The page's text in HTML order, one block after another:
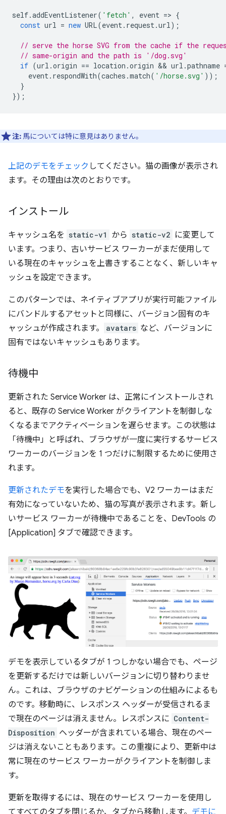
self.addEventListener( 'fetch' , event => {
const url = new URL(event. request.url);
// serve the horse SVG from the cache if the
// same-origin and the path is '/dog.svg'
if (url .origin == location .origin && url .pathname
event. respondWith(caches .match( '/horse.svg' ));
}
});
注: 馬については特に意見はありません。
上記のデモをチェック してください。猫の画像が表示され
ます。その理由は次のとおりです。
インストール
キャッシュ名を static-v1 から static-v2 に変更して
います。つまり、古いサービス ワーカーがまだ使用して
いる現在のキャッシュを上書きすることなく、新しいキャ
ッシュを設定できます。
このパターンでは、ネイティブアプリが実行可能ファイル
にバンドルするアセットと同様に、バージョン固有のキ
ャッシュが作成されます。
avatars など、バージョンに
固有ではないキャッシュもあります。
待機中
更新された Service Worker は、正常にインストールされ
ると、既存の Service Worker がクライアントを制御しな
くなるまでアクティベーションを遅らせます。この状態は
「待機中」と呼ばれ、ブラウザが一度に実行するサービス
ワーカーのバージョンを 1 つだけに制限するために使用さ
れます。
更新されたデモを実行した場合でも、V2 ワーカーはまだ
有効になっていないため、猫の写真が表示されます。新し
いサービス ワーカーが待機中であることを、DevTools の
[Application] タブで確認できます。
デモを表示しているタブが 1 つしかない場合でも、ページ
を更新するだけでは新しいバージョンに切り替わりませ
ん。これは、ブラウザのナビゲーションの仕組みによるも
のです。移動時に、レスポンス ヘッダーが受信されるま
で現在のページは消えません。レスポンスに Content-
Disposition ヘッダーが含まれている場合、現在のペー
ジは消えないこともあります。この重複により、更新中は
常に現在のサービス ワーカーがクライアントを制御しま
す。
更新を取得するには、現在のサービス ワーカーを使用し
てすべてのタブを閉じるか、タブから移動します。 デモに